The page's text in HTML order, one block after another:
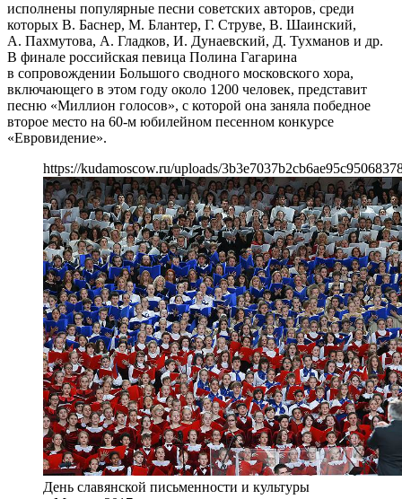
исполнены популярные песни советских авторов, среди
которых В. Баснер, М. Блантер, Г. Струве, В. Шаинский,
А. Пахмутова, А. Гладков, И. Дунаевский, Д. Тухманов и др.
В финале российская певица Полина Гагарина
в сопровождении Большого сводного московского хора,
включающего в этом году около 1200 человек, представит
песню «Миллион голосов», с которой она заняла победное
второе место на 60-м юбилейном песенном конкурсе
«Евровидение».
https://kudamoscow.ru/uploads/
День славянской письменности и культуры